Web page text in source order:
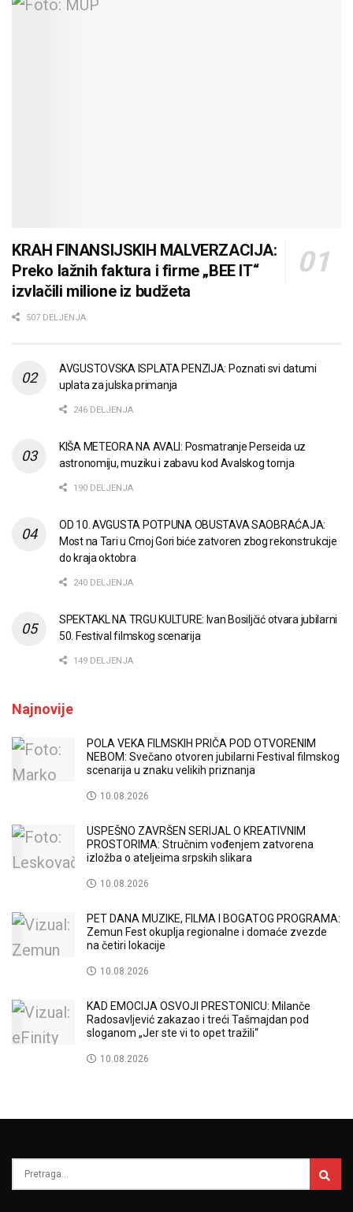
KRAH FINANSIJSKIH MALVERZACIJA:
Preko lažnih faktura i firme „BEE IT“
izvlačili milione iz budžeta
507 DELJENJA
AVGUSTOVSKA ISPLATA PENZIJA: Poznati svi datumi
uplata za julska primanja
246 DELJENJA
KIŠA METEORA NA AVALI: Posmatranje Perseida uz
astronomiju, muziku i zabavu kod Avalskog tornja
190 DELJENJA
OD 10. AVGUSTA POTPUNA OBUSTAVA SAOBRAĆAJA:
Most na Tari u Crnoj Gori biće zatvoren zbog rekonstrukcije
do kraja oktobra
240 DELJENJA
SPEKTAKL NA TRGU KULTURE: Ivan Bosiljčić otvara jubilarni
50. Festival filmskog scenarija
149 DELJENJA
Najnovije
POLA VEKA FILMSKIH PRIČA POD OTVORENIM
NEBOM: Svečano otvoren jubilarni Festival filmskog
scenarija u znaku velikih priznanja
10.08.2026
USPEŠNO ZAVRŠEN SERIJAL O KREATIVNIM
PROSTORIMA: Stručnim vođenjem zatvorena
izložba o ateljeima srpskih slikara
10.08.2026
PET DANA MUZIKE, FILMA I BOGATOG PROGRAMA:
Zemun Fest okuplja regionalne i domaće zvezde
na četiri lokacije
10.08.2026
KAD EMOCIJA OSVOJI PRESTONICU: Milanče
Radosavljević zakazao i treći Tašmajdan pod
sloganom „Jer ste vi to opet tražili“
10.08.2026